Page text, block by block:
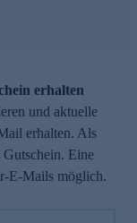
erhalten
und aktuelle
erhalten. Als
Gutschein. Eine
E-Mails möglich.